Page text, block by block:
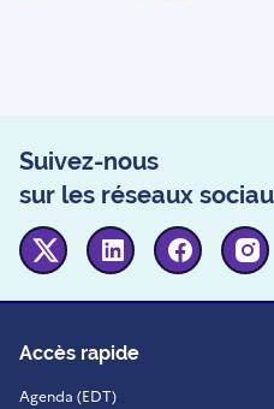
Suivez-nous
sur les réseaux
Twitter Linkedin
Accès rapide
Agenda (EDT)